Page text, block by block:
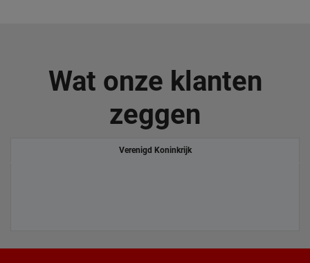
Wat onze klanten
zeggen
Verenigd Koninkrijk